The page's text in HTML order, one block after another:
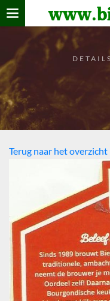
Home
verzamelen
De bierkaart
Bezoekers
Terug naar het overzicht